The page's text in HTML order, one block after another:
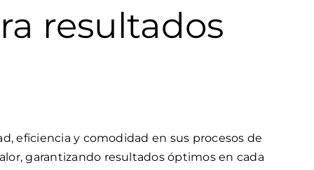
resultados
eficiencia y comodidad en sus procesos de
garantizando resultados óptimos en cada